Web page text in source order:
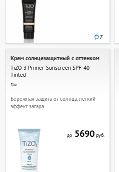
7
Крем солнцезащитный с оттенком
TiZO 3 Primer-Sunscreen SPF-40
Tinted
Tizo
Бережная защита от солнца, легкий
эффект загара
до5690руб.